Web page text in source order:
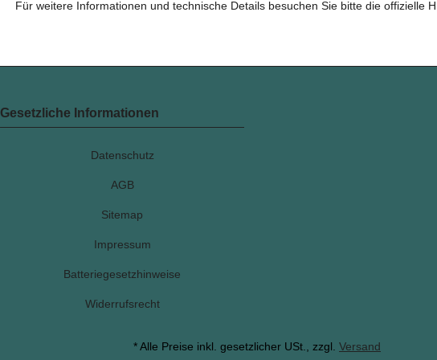
Für weitere Informationen und technische Details besuchen Sie bitte die offizielle
Gesetzliche Informationen
Datenschutz
AGB
Sitemap
Impressum
Batteriegesetzhinweise
Widerrufsrecht
* Alle Preise inkl. gesetzlicher USt., zzgl. Versand